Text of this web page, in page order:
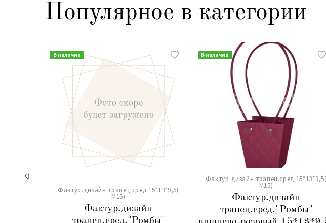
Популярное в категории
В наличии
Фактур.дизайн трапец.сред.15*13*9,5(
М15)
Фактур.дизайн
трапец.сред."Ромбы"
В наличии
Фактур.дизайн трапец.сред.15*13*9,5(
М15)
Фактур.дизайн
трапец.сред."Ромбы"